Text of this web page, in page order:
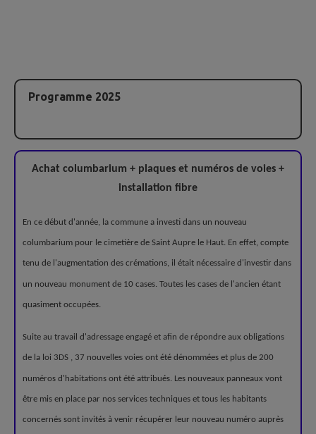
Programme 2025
Achat columbarium + plaques et numéros de voies +
installation fibre
En ce début d'année, la commune a investi dans un nouveau
columbarium pour le cimetière de Saint Aupre le Haut. En effet, compte
tenu de l'augmentation des crémations, il était nécessaire d'investir dans
un nouveau monument de 10 cases. Toutes les cases de l'ancien étant
quasiment occupées.
Suite au travail d'adressage engagé et afin de répondre aux obligations
de la loi 3DS , 37 nouvelles voies ont été dénommées et plus de 200
numéros d'habitations ont été attribués. Les nouveaux panneaux vont
être mis en place par nos services techniques et tous les habitants
concernés sont invités à venir récupérer leur nouveau numéro auprès